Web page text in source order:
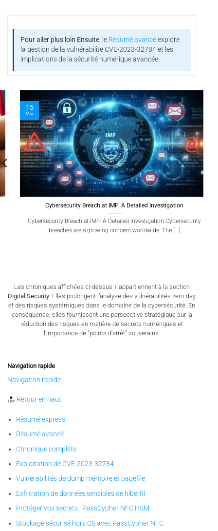
Pour aller plus loin Ensuite, le Résumé avancéexplore
la gestion de la vulnérabilité CVE-2023-32784 et les
implications de la sécurité numérique avancée.
Cybersecurity Breach at IMF: A Detailed Investigation
Cybersecurity Breach at IMF: A Detailed Investigation Cybersecurity
breaches are a growing concern worldwide. The [...]
Les chroniques affichées ci-dessus ↑ appartiennent à la section
Digital Security . Elles prolongent l’analyse des vulnérabilités zero-day
et des risques systémiques dans le domaine de la cybersécurité. En
conséquence, elles fournissent une perspective stratégique sur la
réduction des risques en matière de secrets numériques et
l’importance de “points d’arrêt” souverains.
Navigation rapide
Navigation rapide
Retour en haut
Résumé express
Résumé avancé
Chronique complète
Exploitation de CVE-2023-32784
Vulnérabilités de dump mémoire et pagefile
Exfiltration de données sensibles de hiberfil
Protéger vos secrets : PassCypher NFC HSM
Stockage sécurisé hors OS avec PassCypher NFC